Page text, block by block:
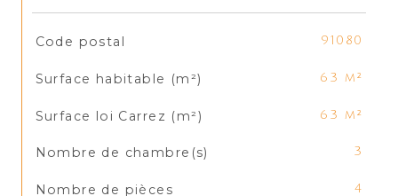
TRAD_SIROCCO_Caracteristique
Code postal 91080
Surface habitable (m²) 63 m²
Surface loi Carrez (m²) 63 m²
Nombre de chambre(s) 3
Nombre de pièces 4